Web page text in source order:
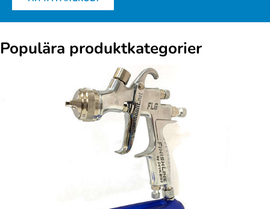
Populära produktkategorier